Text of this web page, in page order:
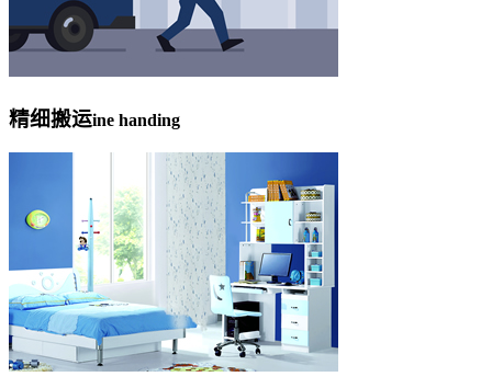
精细搬运ine handing